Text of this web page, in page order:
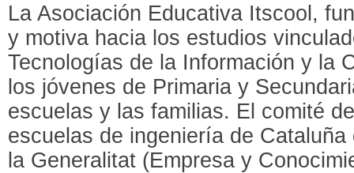
La Asociación Educativa Itscool,
y motiva hacia los estudios
Tecnologías de la Información y la
los jóvenes de Primaria y
escuelas y las familias. El comité
escuelas de ingeniería de
la Generalitat (Empresa y